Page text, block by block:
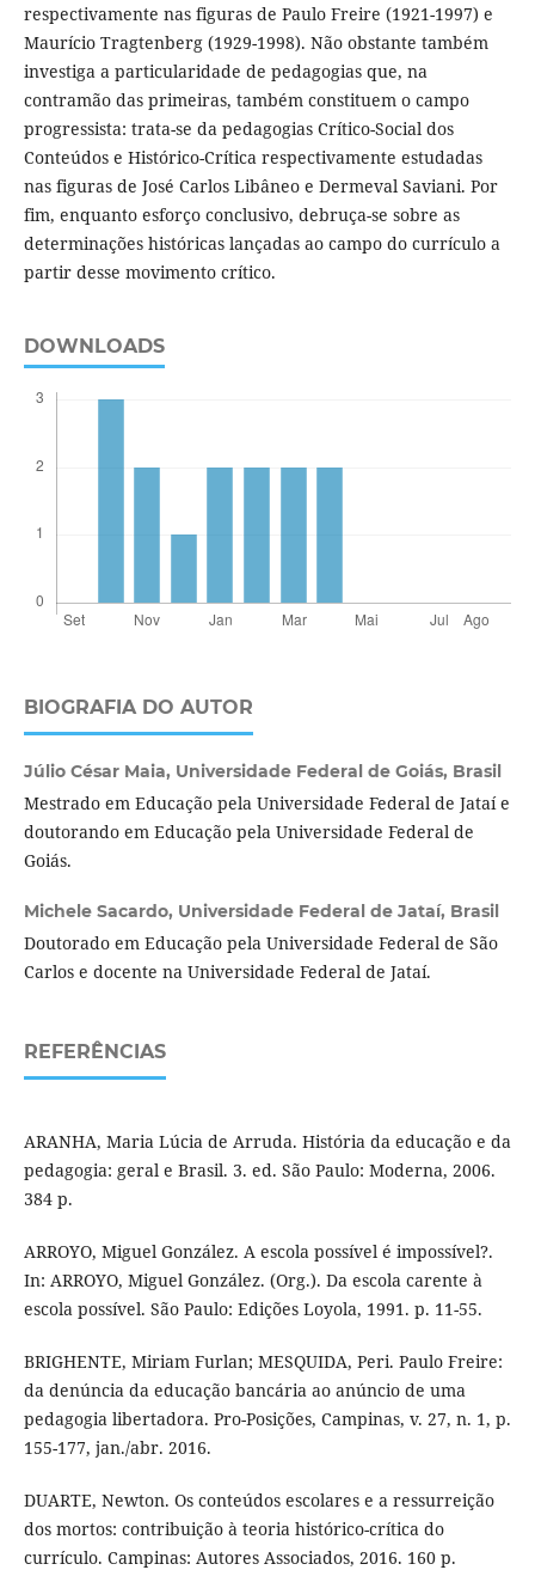
respectivamente nas figuras de Paulo Freire (1921-1997) e
Maurício Tragtenberg (1929-1998). Não obstante também
investiga a particularidade de pedagogias que, na
contramão das primeiras, também constituem o campo
progressista: trata-se da pedagogias Crítico-Social dos
Conteúdos e Histórico-Crítica respectivamente estudadas
nas figuras de José Carlos Libâneo e Dermeval Saviani. Por
fim, enquanto esforço conclusivo, debruça-se sobre as
determinações históricas lançadas ao campo do currículo a
partir desse movimento crítico.
DOWNLOADS
BIOGRAFIA DO AUTOR
Júlio César Maia, Universidade Federal de Goiás, Brasil
Mestrado em Educação pela Universidade Federal de Jataí e
doutorando em Educação pela Universidade Federal de
Goiás.
Michele Sacardo, Universidade Federal de Jataí, Brasil
Doutorado em Educação pela Universidade Federal de São
Carlos e docente na Universidade Federal de Jataí.
REFERÊNCIAS
ARANHA, Maria Lúcia de Arruda. História da educação e da
pedagogia: geral e Brasil. 3. ed. São Paulo: Moderna, 2006.
384 p.
ARROYO, Miguel González. A escola possível é impossível?.
In: ARROYO, Miguel González. (Org.). Da escola carente à
escola possível. São Paulo: Edições Loyola, 1991. p. 11-55.
BRIGHENTE, Miriam Furlan; MESQUIDA, Peri. Paulo Freire:
da denúncia da educação bancária ao anúncio de uma
pedagogia libertadora. Pro-Posições, Campinas, v. 27, n. 1, p.
155-177, jan./abr. 2016.
DUARTE, Newton. Os conteúdos escolares e a ressurreição
dos mortos: contribuição à teoria histórico-crítica do
currículo. Campinas: Autores Associados, 2016. 160 p.